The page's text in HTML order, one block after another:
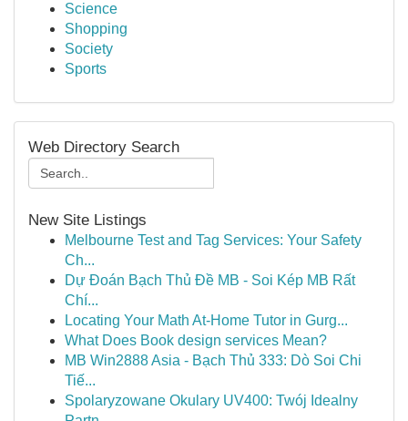
Science
Shopping
Society
Sports
Web Directory Search
New Site Listings
Melbourne Test and Tag Services: Your Safety
Ch...
Dự Đoán Bạch Thủ Đề MB - Soi Kép MB Rất
Chí...
Locating Your Math At-Home Tutor in Gurg...
What Does Book design services Mean?
MB Win2888 Asia - Bạch Thủ 333: Dò Soi Chi
Tiế...
Spolaryzowane Okulary UV400: Twój Idealny